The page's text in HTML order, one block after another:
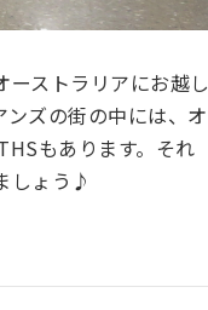
ストラリアにお越し
ズの街の中には、オ
もあります。それ
しょう♪